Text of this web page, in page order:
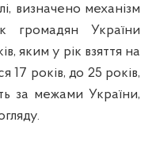
визначено механізм
громадян України
яким у рік взяття на
17 років, до 25 років,
за межами України,